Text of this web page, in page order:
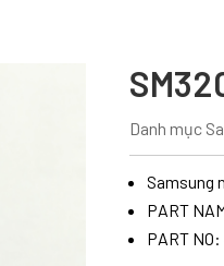
Danh mục
Samsung
PART
PART